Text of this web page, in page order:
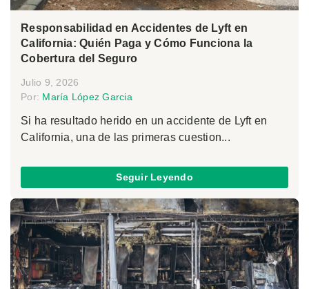
Responsabilidad en Accidentes de Lyft en
California: Quién Paga y Cómo Funciona la
Cobertura del Seguro
Julio 9, 2026
Por: María López Garcia
Si ha resultado herido en un accidente de Lyft en
California, una de las primeras cuestion...
Seguir Leyendo